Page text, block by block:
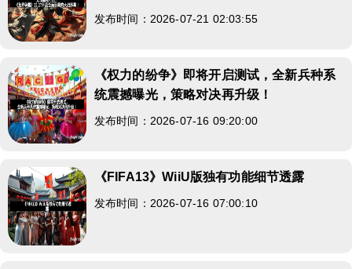
发布时间：2026-07-21 02:03:55
《权力的纷争》即将开启测试，全新兵种系
统震撼曝光，策略对决再升级！
发布时间：2026-07-16 09:20:00
《FIFA13》WiiU版独有功能细节透露
发布时间：2026-07-16 07:00:10